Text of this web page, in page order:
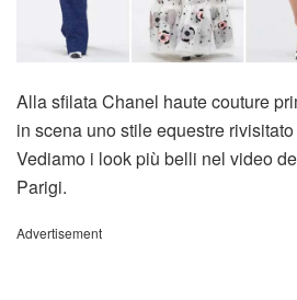
Alla sfilata Chanel haute couture
in scena uno stile equestre
Vediamo i look più belli nel video
Parigi.
Advertisement